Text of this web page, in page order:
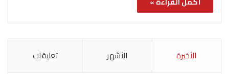
الأخيرة الأشهر تعليقات